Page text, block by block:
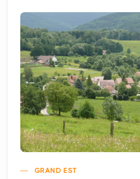
GRAND EST